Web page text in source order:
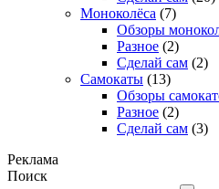
Моноколёса (7)
Обзоры
Разное (2)
Сделай сам (2)
Самокаты (13)
Обзоры
Разное (2)
Сделай сам (3)
Реклама
Поиск